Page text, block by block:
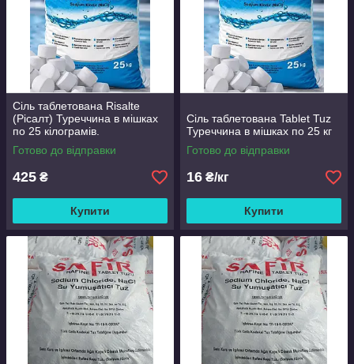
Сіль таблетована Risalte
(Рісалт) Туреччина в мішках
по 25 кілограмів.
Готово до відправки
425 ₴
Купити
Сіль таблетована Tablet Tuz
Туреччина в мішках по 25 кг
Готово до відправки
16 ₴/кг
Купити